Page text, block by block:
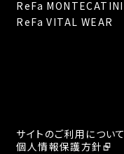
ReFa MONTECATINI
ReFa VITAL WEAR
サイトのご利用について
個人情報保護方針